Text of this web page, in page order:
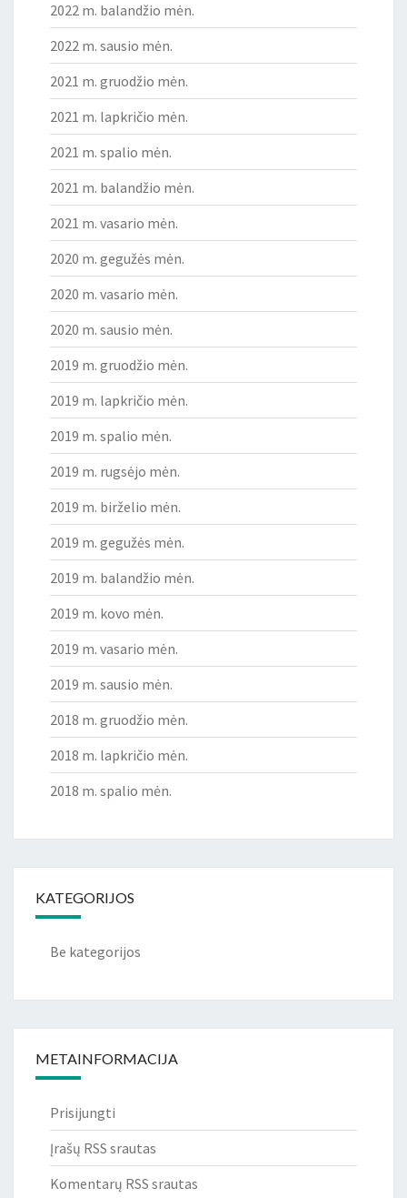
2022 m. balandžio mėn.
2022 m. sausio mėn.
2021 m. gruodžio mėn.
2021 m. lapkričio mėn.
2021 m. spalio mėn.
2021 m. balandžio mėn.
2021 m. vasario mėn.
2020 m. gegužės mėn.
2020 m. vasario mėn.
2020 m. sausio mėn.
2019 m. gruodžio mėn.
2019 m. lapkričio mėn.
2019 m. spalio mėn.
2019 m. rugsėjo mėn.
2019 m. birželio mėn.
2019 m. gegužės mėn.
2019 m. balandžio mėn.
2019 m. kovo mėn.
2019 m. vasario mėn.
2019 m. sausio mėn.
2018 m. gruodžio mėn.
2018 m. lapkričio mėn.
2018 m. spalio mėn.
KATEGORIJOS
Be kategorijos
METAINFORMACIJA
Prisijungti
Įrašų RSS srautas
Komentarų RSS srautas